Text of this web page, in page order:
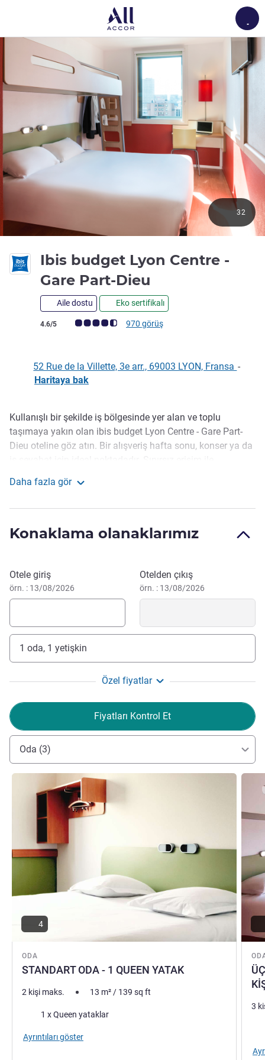
Ibis budget Lyon Centre -
Gare Part-Dieu
Aile dostu Eko sertifikalı
Avis müşterileri puanı (ALL Puanlama)
4.6/5 970 görüş
32
52 Rue de la Villette, 3e arr., 69003 LYON, Fransa -
Haritaya bak
Açıklama
Kullanışlı bir şekilde iş bölgesinde yer alan ve toplu
taşımaya yakın olan ibis budget Lyon Centre - Gare Part-
Dieu oteline göz atın. Bir alışveriş hafta sonu, konser ya da
hizmetinizde olan atıştırmalık otomatı ya da bir araya
"ibis budget Lyon Centre Gare Part-Dieu'ya hoş geldiniz!
buradayız. Seyahatinizde yararlı olabilecek bilgiler için bize
danışabilirsiniz."
ALAIN MINEO Otel Yönetimi
Daha fazla gör
Konaklama olanaklarımız
Bu otelde rezervasyon yaptırın
Otele giriş
örn. : 13/08/2026
Otelden çıkış
örn. : 13/08/2026
1 oda, 1 yetişkin
Özel fiyatlar
Fiyatları Kontrol Et
Oda (3)
ODA
STANDART ODA - 1 QUEEN YATAK
Ayrıntıları göster
4
2 kişi maks. 13 m²/ 139 sq ft
1 x Queen yataklar
Ayrıntıları göster
3